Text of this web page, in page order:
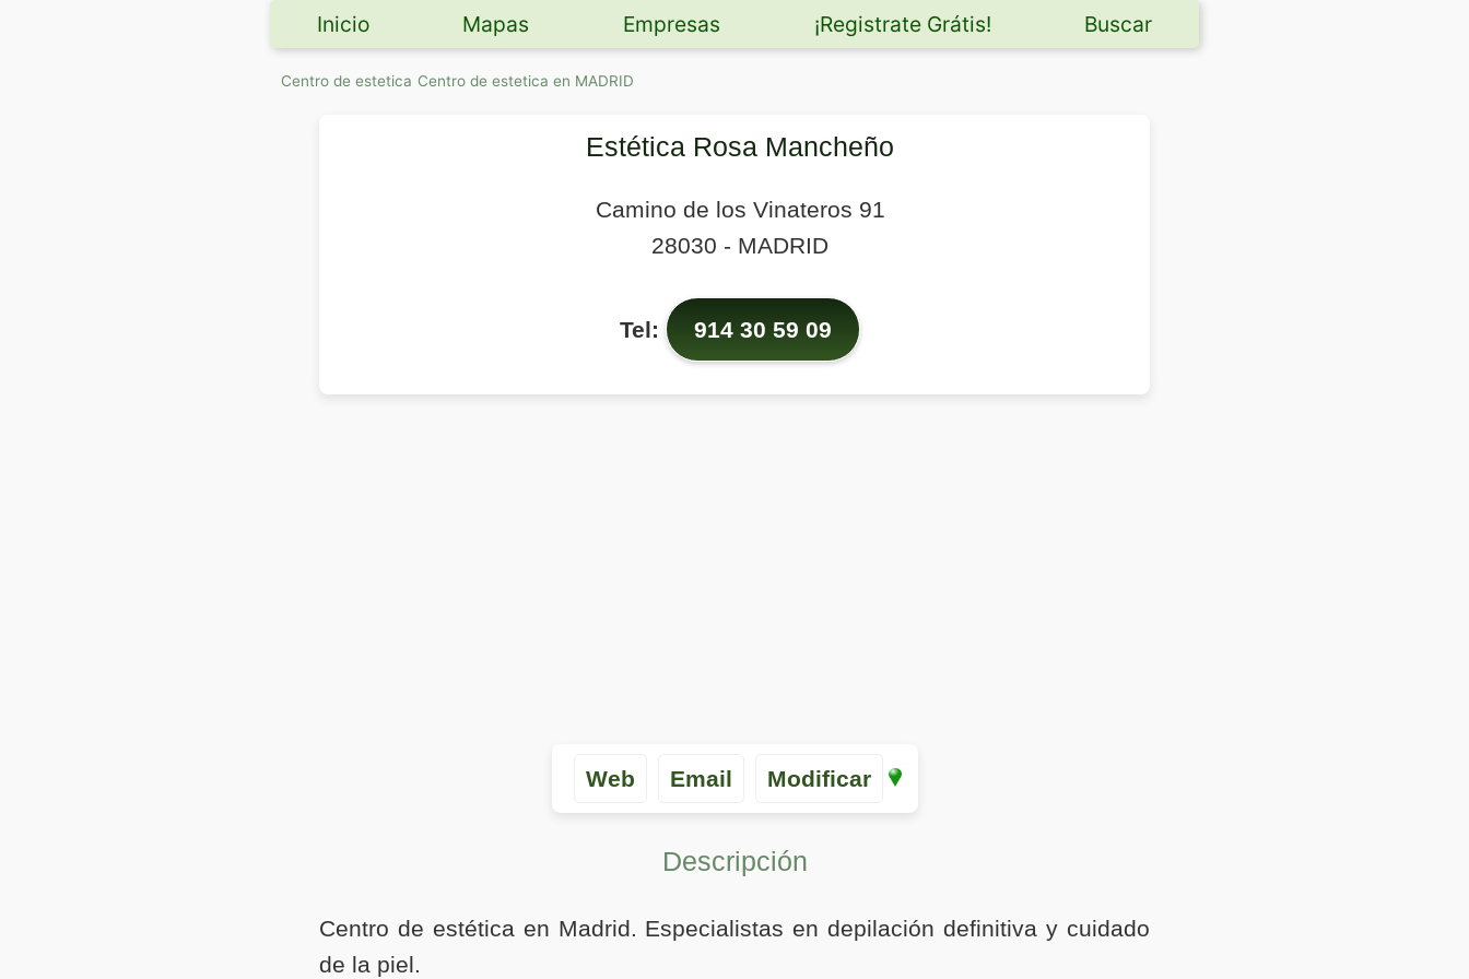
Inicio Mapas Empresas ¡Registrate Grátis! Buscar
Centro de estetica Centro de estetica en MADRID
Estética Rosa Mancheño
Camino de los Vinateros 91
28030 - MADRID
Tel: 914 30 59 09
Web Email Modificar
Descripción
Centro de estética en Madrid. Especialistas en depilación definitiva y cuidado
de la piel.